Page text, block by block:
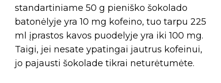
standartiniame 50 g pieniško šokolado
batonėlyje yra 10 mg kofeino, tuo tarpu 225
ml įprastos kavos puodelyje yra iki 100 mg.
Taigi, jei nesate ypatingai jautrus kofeinui,
jo pajausti šokolade tikrai neturėtumėte.